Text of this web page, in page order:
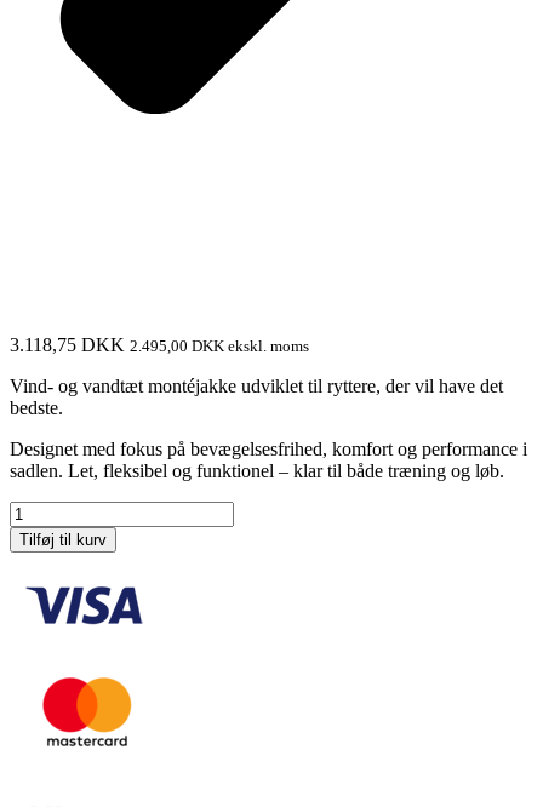
3.118,75 DKK 2.495,00 DKK ekskl. moms
Vind- og vandtæt montéjakke udviklet til ryttere, der vil have det
bedste.
Designet med fokus på bevægelsesfrihed, komfort og performance i
sadlen. Let, fleksibel og funktionel – klar til både træning og løb.
Monté
jakke
antal
Tilføj til kurv